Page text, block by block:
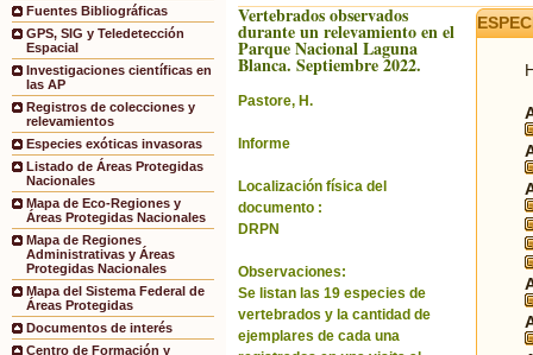
Fuentes Bibliográficas
GPS, SIG y Teledetección
Espacial
Investigaciones científicas en
las AP
Registros de colecciones y
relevamientos
Especies exóticas invasoras
Listado de Áreas Protegidas
Nacionales
Mapa de Eco-Regiones y
Áreas Protegidas Nacionales
Mapa de Regiones
Administrativas y Áreas
Protegidas Nacionales
Mapa del Sistema Federal de
Áreas Protegidas
Documentos de interés
Centro de Formación y
Vertebrados observados
durante un relevamiento en el
Parque Nacional Laguna
Blanca. Septiembre 2022.
Pastore, H.
Informe
Localización física del
documento :
DRPN
Observaciones:
Se listan las 19 especies de
vertebrados y la cantidad de
ejemplares de cada una